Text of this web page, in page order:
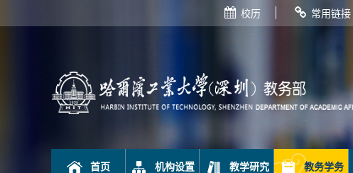
校历 常用链接
首页 机构设置 教学研究 教务学务